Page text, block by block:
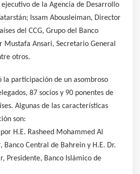
de la Agencia de Desarrollo
Issam Abousleiman, Director
del CCG, Grupo del Banco
Mustafa Ansari, Secretario General
otros.
la participación de un asombroso
87 socios y 90 ponentes de
Algunas de las características
son:
H.E. Rasheed Mohammed Al
Banco Central de Bahrein y H.E. Dr.
Presidente, Banco Islámico de